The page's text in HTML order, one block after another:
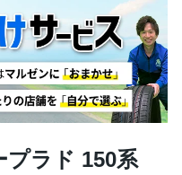
プラド 150系